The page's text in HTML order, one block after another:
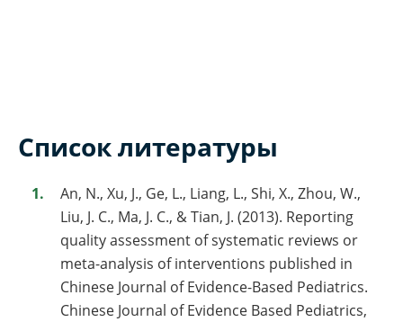
Список литературы
An, N., Xu, J., Ge, L., Liang, L., Shi, X., Zhou, W.,
Liu, J. C., Ma, J. C., & Tian, J. (2013). Reporting
quality assessment of systematic reviews or
meta-analysis of interventions published in
Chinese Journal of Evidence-Based Pediatrics.
Chinese Journal of Evidence Based Pediatrics,